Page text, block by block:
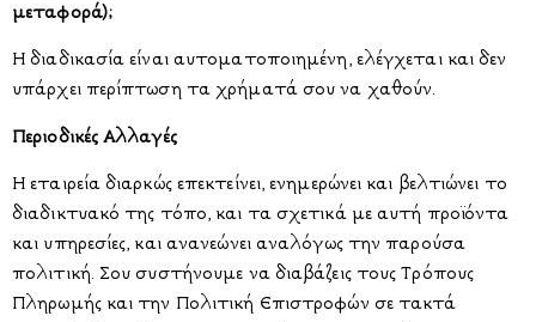
μεταφορά);
Η διαδικασία είναι αυτοματοποιημένη, ελέγχεται και δεν
υπάρχει περίπτωση τα χρήματά σου να χαθούν.
Περιοδικές Αλλαγές
Η εταιρεία διαρκώς επεκτείνει, ενημερώνει και βελτιώνει το
διαδικτυακό της τόπο, και τα σχετικά με αυτή προϊόντα
και υπηρεσίες, και ανανεώνει αναλόγως την παρούσα
πολιτική. Σου συστήνουμε να διαβάζεις τους Τρόπους
Πληρωμής και την Πολιτική Επιστροφών σε τακτά